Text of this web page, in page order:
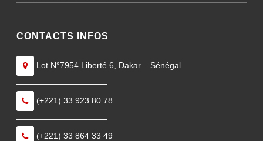
CONTACTS INFOS
Lot N°7954 Liberté 6, Dakar – Sénégal
———————————
(+221) 33 923 80 78
———————————
(+221) 33 864 33 49